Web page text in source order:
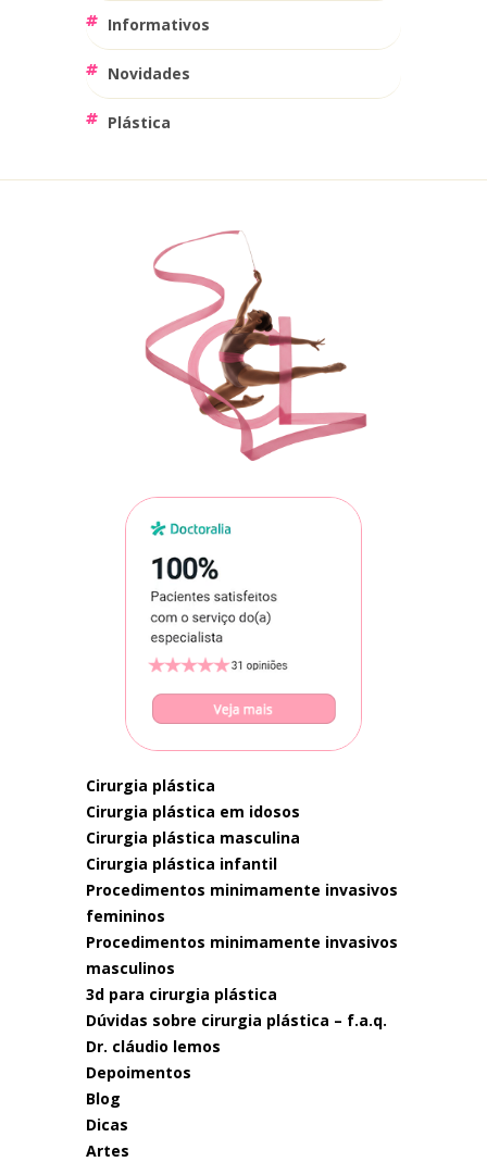
Informativos
Novidades
Plástica
cirurgia plástica
cirurgia plástica em idosos
cirurgia plástica masculina
cirurgia plástica infantil
procedimentos minimamente invasivos
femininos
procedimentos minimamente invasivos
masculinos
3d para cirurgia plástica
dúvidas sobre cirurgia plástica – f.a.q.
dr. cláudio lemos
depoimentos
blog
dicas
artes